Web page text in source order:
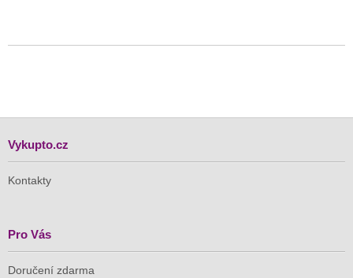
Vykupto.cz
Kontakty
Pro Vás
Doručení zdarma